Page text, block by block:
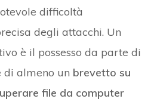
difficoltà
degli attacchi. Un
è il possesso da parte di
di almeno un brevetto su
file da computer